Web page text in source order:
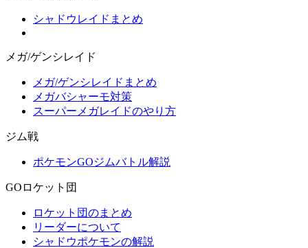
シャドウレイドまとめ
メガ/ゲンシレイド
メガ/ゲンシレイドまとめ
メガバシャーモ対策
スーパーメガレイドのやり方
ジム戦
ポケモンGOジムバトル解説
GOロケット団
ロケット団のまとめ
リーダーについて
シャドウポケモンの解説